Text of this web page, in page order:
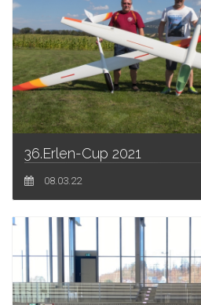
36.Erlen-Cup 2021
08.03.22